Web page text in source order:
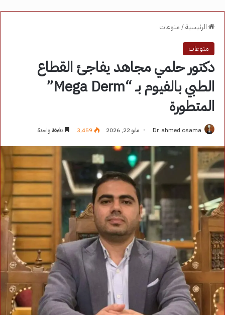
الرئيسية/ منوعات
منوعات
دكتور حلمي مجاهد يفاجئ القطاع
الطبي بالفيوم بـ “Mega Derm”
المتطورة
Dr. ahmed osama مايو 22, 2026 3٬459 دقيقة واحدة